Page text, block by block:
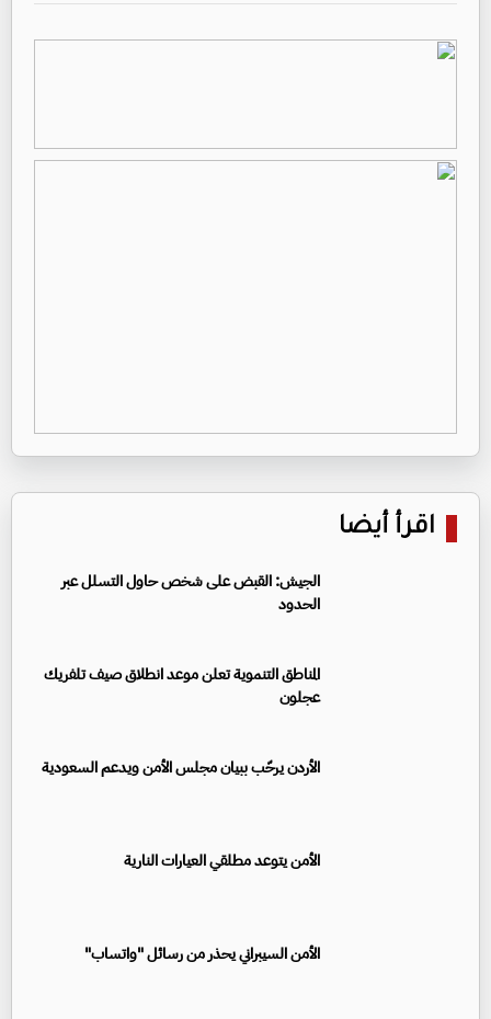
اقرأ أيضا
الجيش: القبض على شخص حاول التسلل عبر
الحدود
المناطق التنموية تعلن موعد انطلاق صيف تلفريك
عجلون
الأردن يرحّب ببيان مجلس الأمن ويدعم السعودية
الأمن يتوعد مطلقي العيارات النارية
الأمن السيبراني يحذر من رسائل "واتساب"